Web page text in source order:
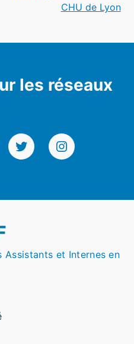
CHU de Lyon
les réseaux
TwitterInstagram
Assistants et Internes en